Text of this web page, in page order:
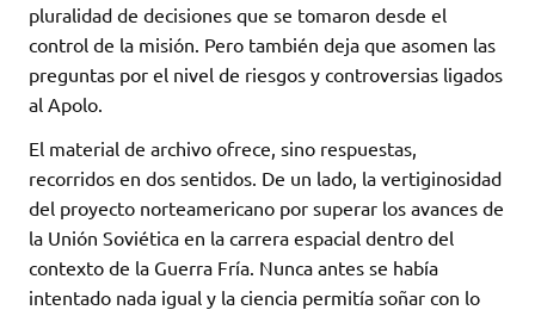
pluralidad de decisiones que se tomaron desde el
control de la misión. Pero también deja que asomen las
preguntas por el nivel de riesgos y controversias ligados
al Apolo.
El material de archivo ofrece, sino respuestas,
recorridos en dos sentidos. De un lado, la vertiginosidad
del proyecto norteamericano por superar los avances de
la Unión Soviética en la carrera espacial dentro del
contexto de la Guerra Fría. Nunca antes se había
intentado nada igual y la ciencia permitía soñar con lo